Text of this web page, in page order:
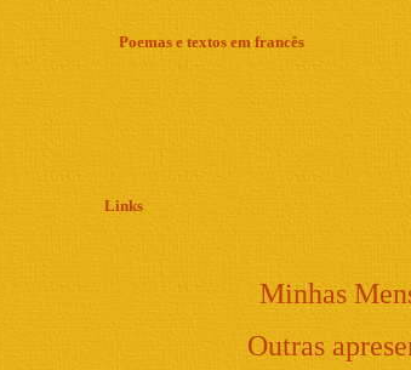
Poemas e textos em francês
Links
Minhas
Outras